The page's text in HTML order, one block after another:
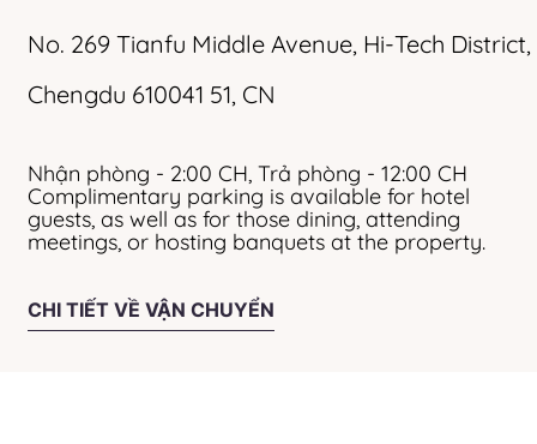
No. 269 Tianfu Middle Avenue, Hi-Tech District,
Chengdu 610041 51, CN
Nhận phòng - 2:00 CH, Trả phòng - 12:00 CH
Complimentary parking is available for hotel
guests, as well as for those dining, attending
meetings, or hosting banquets at the property.
CHI TIẾT VỀ VẬN CHUYỂN